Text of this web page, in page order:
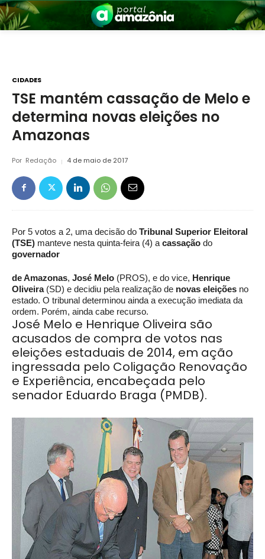
Amazônia
CIDADES
TSE mantém cassação de Melo e
determina novas eleições no
Amazonas
Por Redação 4 de maio de 2017
Por 5 votos a 2, uma decisão do Tribunal Superior Eleitoral
(TSE) manteve nesta quinta-feira (4) a cassação do
governador
de Amazonas, José Melo (PROS), e do vice, Henrique
Oliveira(SD) e decidiu pela realização de novas eleições no
estado. O tribunal determinou ainda a execução imediata da
ordem. Porém, ainda cabe recurso.
José Melo e Henrique Oliveira são
acusados de compra de votos nas
eleições estaduais de 2014, em ação
ingressada pelo Coligação Renovação
e Experiência, encabeçada pelo
senador Eduardo Braga (PMDB).